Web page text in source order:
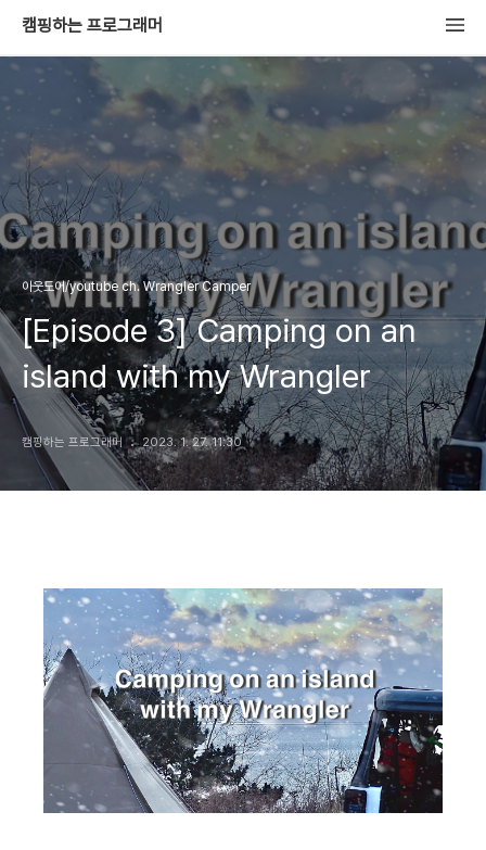
캠핑하는 프로그래머
아웃도어/youtube ch. Wrangler Camper
[Episode 3] Camping on an
island with my Wrangler
캠핑하는 프로그래머 2023. 1. 27. 11:30